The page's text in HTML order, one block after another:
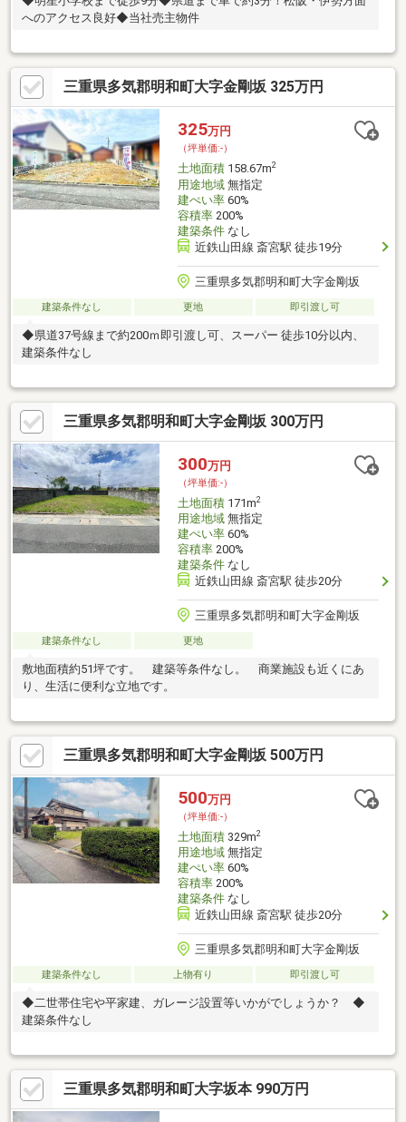
へのアクセス良好◆当社売主物件
三重県多気郡明和町大字金剛坂 325万円
325万円
（坪単価:-）
土地面積158.67m2
用途地域無指定
建ぺい率60%
容積率200%
建築条件なし
近鉄山田線 斎宮駅 徒歩19分
三重県多気郡明和町大字金剛坂
建築条件なし 更地 即引渡し可
◆県道37号線まで約200ｍ即引渡し可、スーパー 徒歩10分以内、
建築条件なし
三重県多気郡明和町大字金剛坂 300万円
300万円
（坪単価:-）
土地面積171m2
用途地域無指定
建ぺい率60%
容積率200%
建築条件なし
近鉄山田線 斎宮駅 徒歩20分
三重県多気郡明和町大字金剛坂
建築条件なし 更地
敷地面積約51坪です。 建築等条件なし。 商業施設も近くにあ
り、生活に便利な立地です。
三重県多気郡明和町大字金剛坂 500万円
500万円
（坪単価:-）
土地面積329m2
用途地域無指定
建ぺい率60%
容積率200%
建築条件なし
近鉄山田線 斎宮駅 徒歩20分
三重県多気郡明和町大字金剛坂
建築条件なし 上物有り 即引渡し可
◆二世帯住宅や平家建、ガレージ設置等いかがでしょうか？ ◆
建築条件なし
三重県多気郡明和町大字坂本 990万円